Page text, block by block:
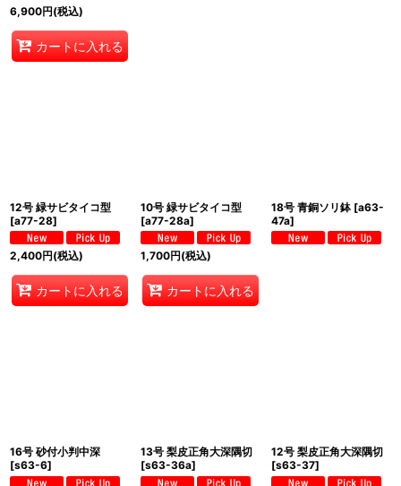
6,900円(税込)
カートに入れる
12号 緑サビタイコ型
[a77-28]
2,400円(税込)
カートに入れる
10号 緑サビタイコ型
[a77-28a]
1,700円(税込)
カートに入れる
18号 青銅ソリ鉢 [a63-
47a]
16号 砂付小判中深
[s63-6]
13号 梨皮正角大深隅切
[s63-36a]
12号 梨皮正角大深隅切
[s63-37]